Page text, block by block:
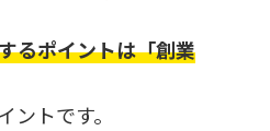
るポイントは「創業
トです。